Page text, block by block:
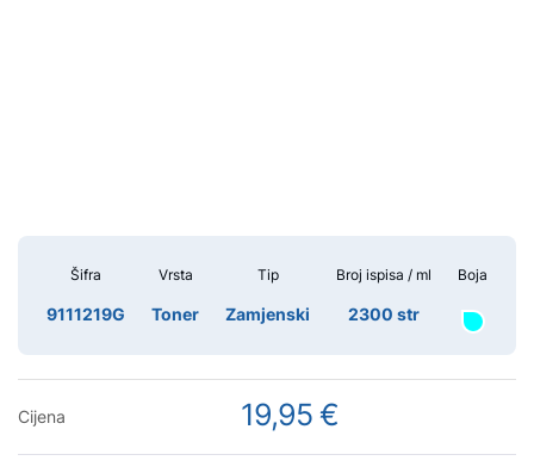
Šifra
9111219G
Vrsta
Toner
Tip
Zamjenski
Broj ispisa / ml
2300 str
Boja
Cijena 19,95 €